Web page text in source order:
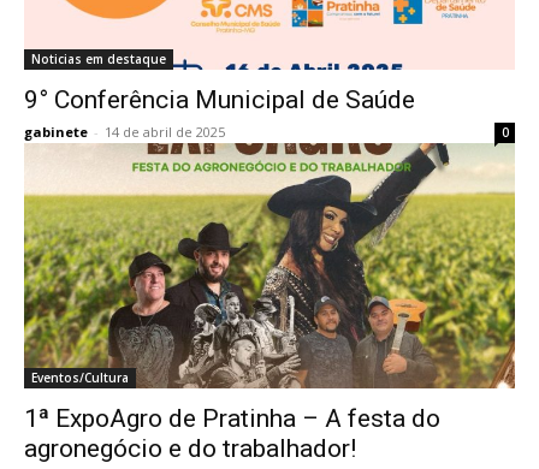
Noticias em destaque
9° Conferência Municipal de Saúde
gabinete - 14 de abril de 2025 0
Eventos/Cultura
1ª ExpoAgro de Pratinha – A festa do
agronegócio e do trabalhador!